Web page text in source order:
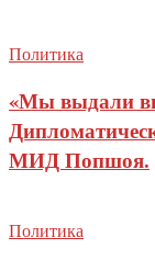
Политика
«Мы выдали
МИД Попшоя.
Политика